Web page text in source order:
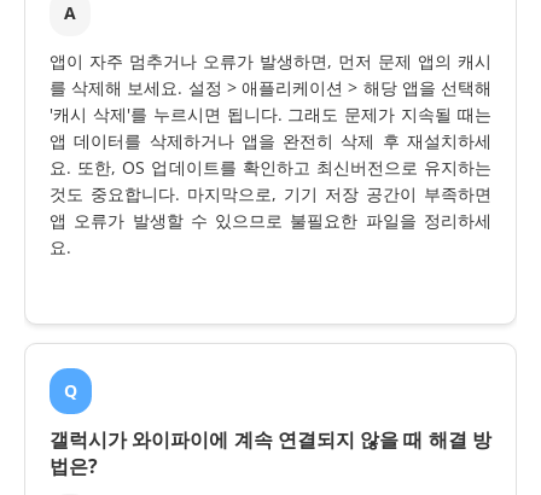
A
앱이 자주 멈추거나 오류가 발생하면, 먼저 문제 앱의 캐시
를 삭제해 보세요. 설정 > 애플리케이션 > 해당 앱을 선택해
'캐시 삭제'를 누르시면 됩니다. 그래도 문제가 지속될 때는
앱 데이터를 삭제하거나 앱을 완전히 삭제 후 재설치하세
요. 또한, OS 업데이트를 확인하고 최신버전으로 유지하는
것도 중요합니다. 마지막으로, 기기 저장 공간이 부족하면
앱 오류가 발생할 수 있으므로 불필요한 파일을 정리하세
요.
Q
갤럭시가 와이파이에 계속 연결되지 않을 때 해결 방
법은?